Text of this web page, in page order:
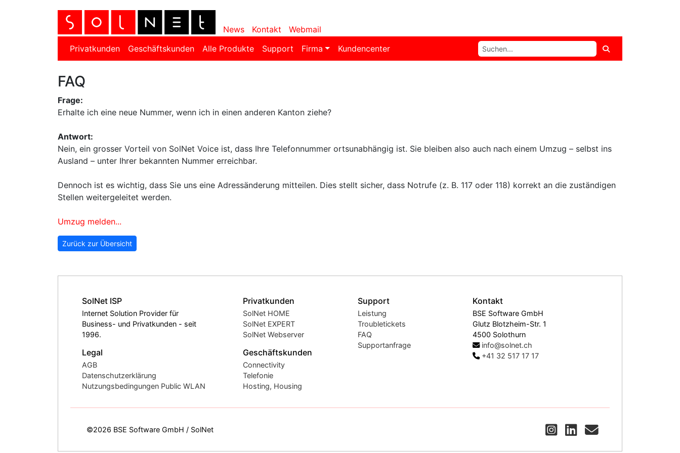
News Kontakt
Webmail
Privatkunden
Geschäftskunden Alle Produkte Support Firma Kundencenter
FAQ
Frage:
Erhalte ich eine neue Nummer, wenn ich in einen anderen Kanton ziehe?
Antwort:
Nein, ein grosser Vorteil von SolNet Voice ist, dass Ihre Telefonnummer ortsunabhängig ist. Sie bleiben also auch nach einem Umzug – selbst ins
Ausland – unter Ihrer bekannten Nummer erreichbar.
Dennoch ist es wichtig, dass Sie uns eine Adressänderung mitteilen. Dies stellt sicher, dass Notrufe (z. B. 117 oder 118) korrekt an die zuständigen
Stellen weitergeleitet werden.
Umzug melden...
Zurück zur Übersicht
SolNet ISP
Internet Solution Provider für
Business- und Privatkunden - seit
1996.
Legal
AGB
Datenschutzerklärung
Nutzungsbedingungen Public WLAN
Privatkunden
SolNet HOME
SolNet EXPERT
SolNet Webserver
Geschäftskunden
Connectivity
Telefonie
Hosting, Housing
Support
Leistung
Troubletickets
FAQ
Supportanfrage
Kontakt
BSE Software GmbH
Glutz Blotzheim-Str. 1
4500 Solothurn
info@solnet.ch
+41 32 517 17 17
©2026 BSE Software GmbH / SolNet